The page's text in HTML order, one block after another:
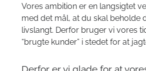
Vores ambition er en langsigtet
med det mål, at du skal beholde
livslangt. Derfor bruger vi vores
“brugte kunder” i stedet for at